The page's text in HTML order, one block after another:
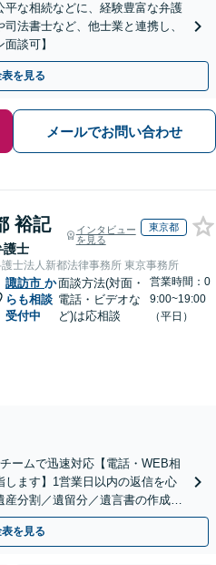
平な相続などに、経験豊富な弁護
法書士など、他士業と連携し、
談可】
を見る
メールでお問い合わせ
裕記
護士
インタビュー
を見る
東京都
士法人新都法律事務所 東京事務所
諏訪市 か
らも相談
受付中
面談方法(対面・
電話・ビデオな
ど)は応相談
営業時間：0
9:00~19:00
（平日）
ームで迅速対応【電話・WEB相
ます】1営業日以内の返信を心
分割／遺留分／遺言書の作成・
い」【休日相談あり】
を見る